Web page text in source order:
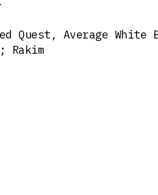
Quest, Average White
Rakim